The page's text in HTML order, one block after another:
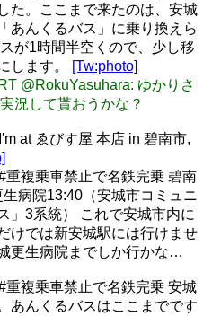
た。ここまで来たのは、安城
あんくるバス」に乗り換えら
が1時間半空くので、少し移
します。
[Tw:photo]
RT @RokuYasuhara: ゆかりさ
況して貰おうかな？
I'm at ゑびす屋 本店 in 碧南市,
重複乗車禁止で名鉄完乗 碧南
病院13:40（安城市コミュニ
」3系統） これで安城市内に
けでは新安城駅には行けませ
更生病院までしか行かな…
重複乗車禁止で名鉄完乗 安城
あんくるバスはここまでです